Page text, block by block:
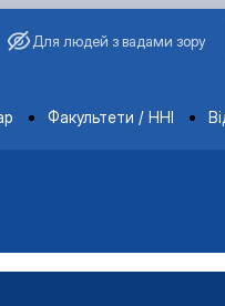
Для людей з вадами зору
Факультети / ННІ